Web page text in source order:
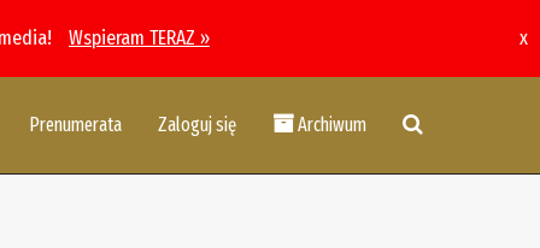
Wspieram TERAZ » x
Prenumerata Zaloguj się Archiwum